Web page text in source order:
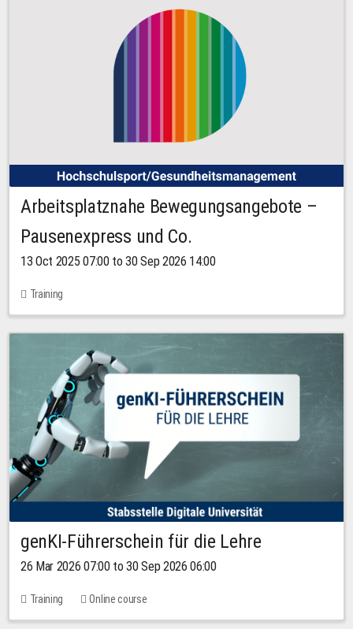
Arbeitsplatznahe Bewegungsangebote –
Pausenexpress und Co.
13 Oct 2025 07:00 to 30 Sep 2026 14:00
Training
genKI-Führerschein für die Lehre
26 Mar 2026 07:00 to 30 Sep 2026 06:00
Training Online course